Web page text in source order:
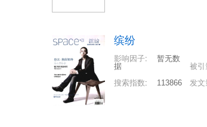
缤纷
影响因子:
暂无数
据
被引
搜索指数: 113866 发文